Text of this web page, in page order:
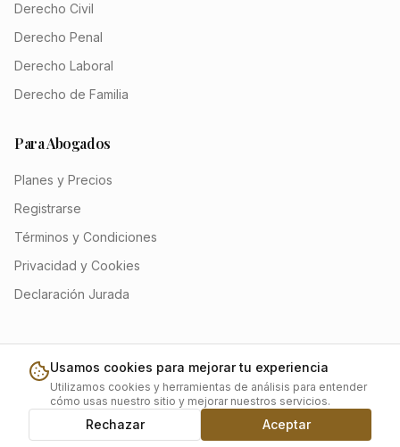
Derecho Civil
Derecho Penal
Derecho Laboral
Derecho de Familia
Para Abogados
Planes y Precios
Registrarse
Términos y Condiciones
Privacidad y Cookies
Declaración Jurada
©2026 Yako. Todos los derechos reservados.
Hecho con dedicación en Chile 🇨🇱
Usamos cookies para mejorar tu experiencia
Utilizamos cookies y herramientas de análisis para entender
cómo usas nuestro sitio y mejorar nuestros servicios.
Rechazar Aceptar